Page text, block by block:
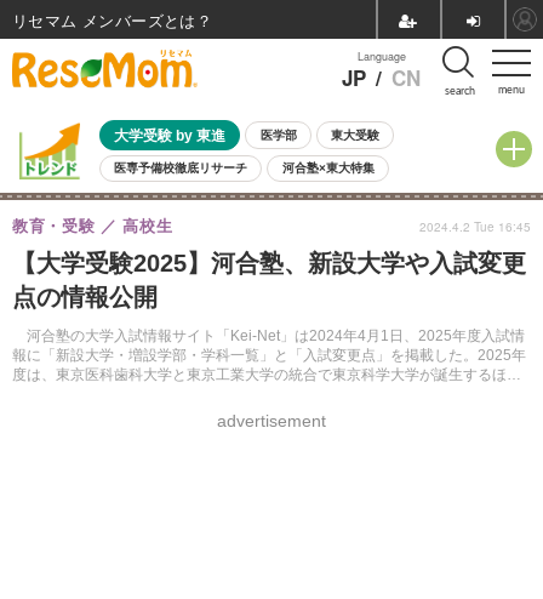
menu
Language
JP / CN search
大学受験 by 東進 医学部 東大受験
医専予備校徹底リサーチ 河合塾×東大特集
親子で考える大学選び 高校受験 中学受験 小学校受験
共通テスト 夏休み
8月開催イベント・WS 全国公立高校 過去問 人気記事
自由研究教材（小学生向け）
【大学受験2025】河合塾、新設大学や入試変更
点の情報公開
河合塾の大学入試情報サイト「Kei-Net」は2024年4月1日、2025年度入試情
報に「新設大学・増設学部・学科一覧」と「入試変更点」を掲載した。2025年
度は、東京医科歯科大学と東京工業大学の統合で東京科学大学が誕生するほ
教育・受験 高校生
advertisement
2024.4.2 Tue 16:45
リセマム メンバーズ